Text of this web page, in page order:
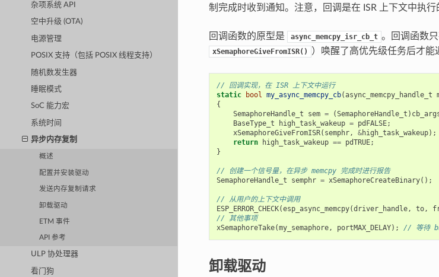
杂项系统 API
空中升级 (OTA)
电源管理
POSIX 支持（包括 POSIX 线程支持）
随机数发生器
睡眠模式
SoC 能力宏
系统时间
异步内存复制
概述
配置并安装驱动
发送内存复制请求
卸载驱动
ETM 事件
API 参考
ULP 协处理器
看门狗
制完成时收到通知。注意，回调是在 ISR 上下文中执
回调函数的原型是 async_memcpy_isr_cb_t 。回调函数只
xSemaphoreGiveFromISR() ）唤醒了高优先级任务后才能
// 回调实现，在 ISR 上下文中运行
static
bool my_async_memcpy_cb(async_memcpy_handle_t
{
SemaphoreHandle_t
sem = (SemaphoreHandle_t )
BaseType_t
high_task_wakeup = pdFALSE;
xSemaphoreGiveFromISR( semphr, &high_task_wakeup);
return
high_task_wakeup == pdTRUE;
}
// 创建一个信号量，在异步 memcpy 完成时进行报告
SemaphoreHandle_t
semphr = xSemaphoreCreateBinary();
// 从用户的上下文中调用
ESP_ERROR_CHECK(esp_async_memcpy(driver_handle, to,
// 其他事项
xSemaphoreTake(my_semaphore, portMAX_DELAY); // 等待
卸载驱动